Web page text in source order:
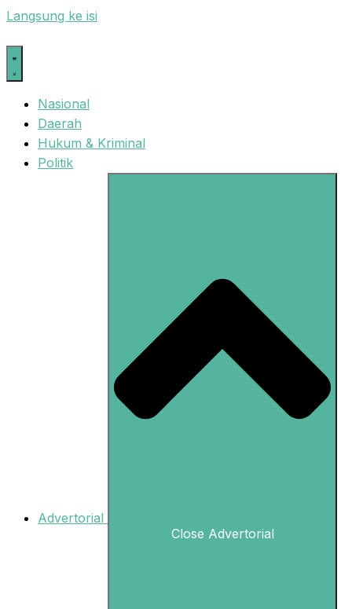
Langsung ke isi
Nasional
Daerah
Hukum & Kriminal
Politik
Advertorial
Close Advertorial